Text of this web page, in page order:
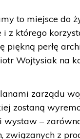
to miejsce do
i z którego
piękną perłę
Wojtysiak na
zarządu
zostaną
wystaw –
związanych z